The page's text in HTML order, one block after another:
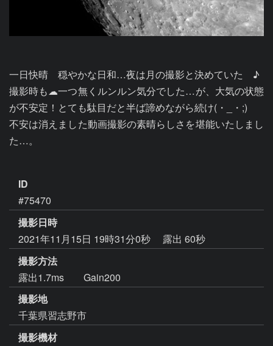
一日快晴　穏やかな日和…夜は月の撮影と決めていた　♪
撮影時も☁一つ無くルンルン気分でした…が、大気の状態
が不安定！とても駄目だと半ば諦めながら続け(・_・;)
不安は消えました動画撮影の素晴らしさを堪能いたしまし
た…。
ID
#75470
撮影日時
2021年11月15日 19時31分0秒
露出 60秒
撮影方法
露出1.7ms Gain200
撮影地
千葉県習志野市
撮影機材